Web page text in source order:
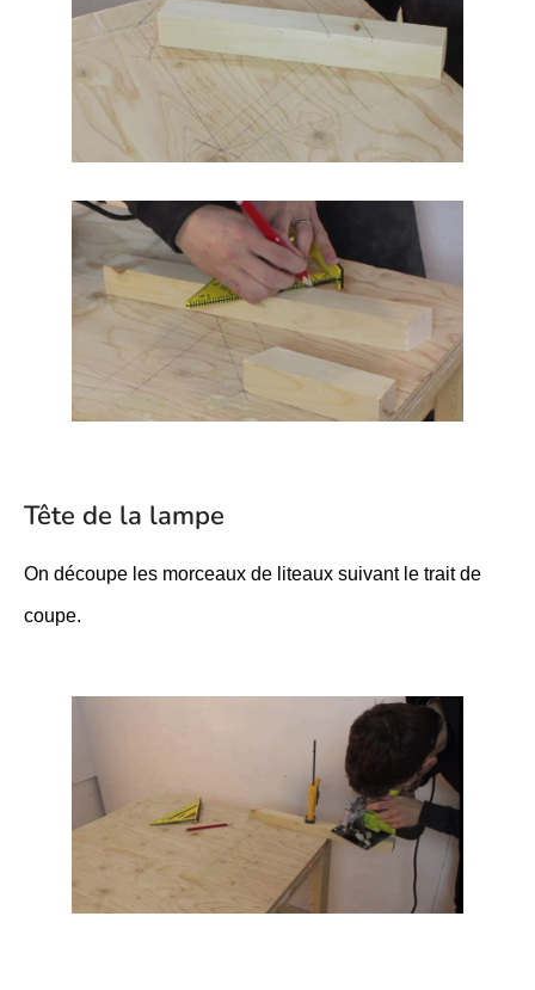
Tête de la lampe
On découpe les morceaux de liteaux suivant le trait de
coupe.